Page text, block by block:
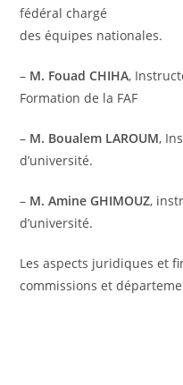
fédéral chargé
des équipes nationales.
– M. Fouad CHIHA,
Formation de la FAF
– M. Boualem LAROUM,
d’université.
– M. Amine GHIMOUZ,
d’université.
Les aspects juridiques et
commissions et